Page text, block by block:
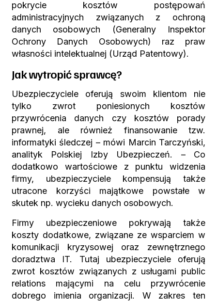
pokrycie kosztów postępowań
administracyjnych związanych z ochroną
danych osobowych (Generalny Inspektor
Ochrony Danych Osobowych) raz praw
własności intelektualnej (Urząd Patentowy).
Jak wytropić sprawcę?
Ubezpieczyciele oferują swoim klientom nie
tylko zwrot poniesionych kosztów
przywrócenia danych czy kosztów porady
prawnej, ale również finansowanie tzw.
informatyki śledczej – mówi Marcin Tarczyński,
analityk Polskiej Izby Ubezpieczeń. – Co
dodatkowo wartościowe z punktu widzenia
firmy, ubezpieczyciele kompensują także
utracone korzyści majątkowe powstałe w
skutek np. wycieku danych osobowych.
Firmy ubezpieczeniowe pokrywają także
koszty dodatkowe, związane ze wsparciem w
komunikacji kryzysowej oraz zewnętrznego
doradztwa IT. Tutaj ubezpieczyciele oferują
zwrot kosztów związanych z usługami public
relations mającymi na celu przywrócenie
dobrego imienia organizacji. W zakres ten